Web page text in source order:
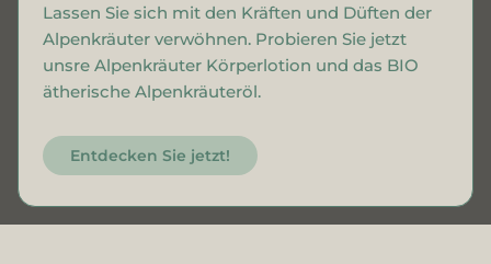
Lassen Sie sich mit den Kräften und Düften der
Alpenkräuter verwöhnen. Probieren Sie jetzt
unsre Alpenkräuter Körperlotion und das BIO
ätherische Alpenkräuteröl.
Entdecken Sie jetzt!